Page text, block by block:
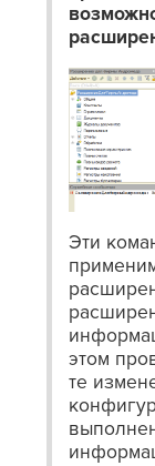
Эти
этом
те